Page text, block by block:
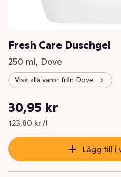
Fresh Care Duschgel
250 ml, Dove
Visa alla varor från Dove
Nuvarande pris är: 30,95 kr
30,95 kr
123,80 kr /l
Styckpris: 123,80 kr /l
Lägg till i